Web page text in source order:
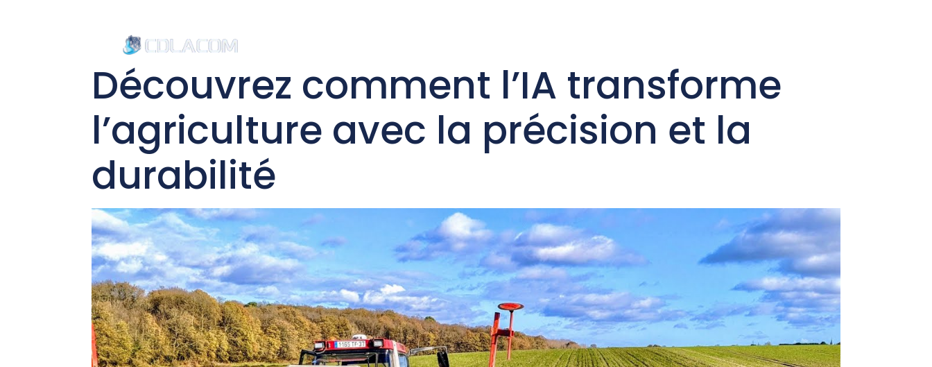
Découvrez comment l’IA transforme
l’agriculture avec la précision et la
durabilité